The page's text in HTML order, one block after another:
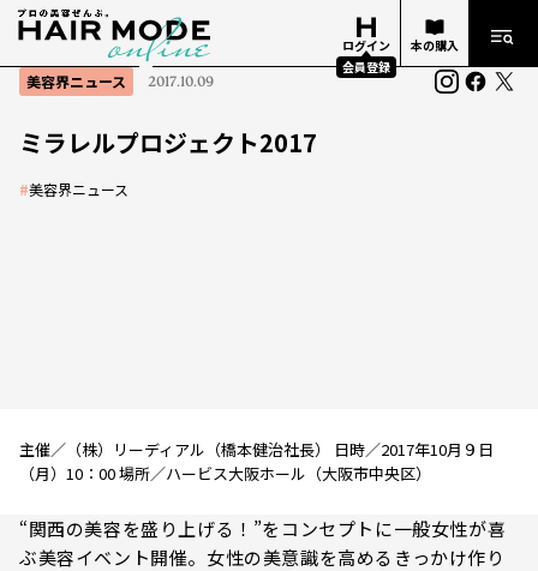
ログイン
会員登録
本の購入
美容界ニュース 2017.10.09
ミラレルプロジェクト2017
#美容界ニュース
主催／（株）リーディアル（橋本健治社長） 日時／2017年10月９日
（月）10：00 場所／ハービス大阪ホール（大阪市中央区）
“関西の美容を盛り上げる！”をコンセプトに一般女性が喜
ぶ美容イベント開催。女性の美意識を高めるきっかけ作り